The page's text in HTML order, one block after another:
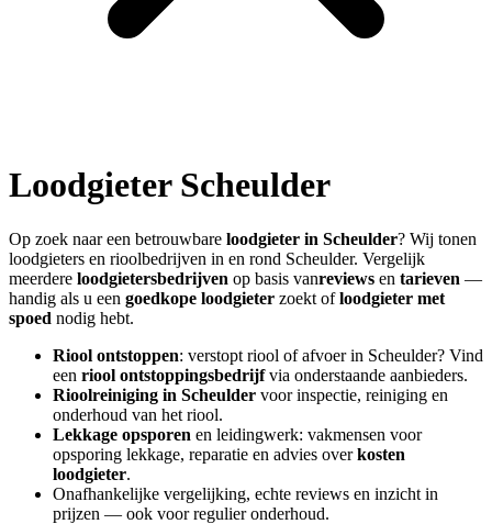
Loodgieter Scheulder
Op zoek naar een betrouwbare loodgieter in Scheulder? Wij tonen
loodgieters en rioolbedrijven in en rond Scheulder. Vergelijk
meerdere loodgietersbedrijven op basis vanreviews en tarieven —
handig als u een goedkope loodgieter zoekt ofloodgieter met
spoed nodig hebt.
Riool ontstoppen: verstopt riool of afvoer in Scheulder? Vind
een riool ontstoppingsbedrijfvia onderstaande aanbieders.
Rioolreiniging in Scheulder voor inspectie, reiniging en
onderhoud van het riool.
Lekkage opsporen en leidingwerk: vakmensen voor
opsporing lekkage, reparatie en advies overkosten
loodgieter.
Onafhankelijke vergelijking, echte reviews en inzicht in
prijzen — ook voor regulier onderhoud.